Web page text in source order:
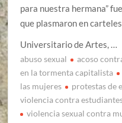
para nuestra hermana”
que plasmaron en
Universitario de Artes, …
abuso sexual acoso
en la tormenta capitalista
las mujeres
protestas de
violencia contra
violencia sexual contra